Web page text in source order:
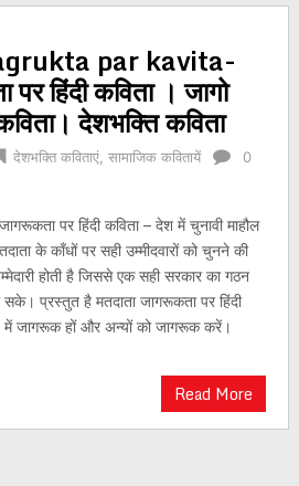
par kavita-
हिंदी कविता । जागो
देशभक्ति कविता
देशभक्ति कविताएं, सामाजिक कवितायें
0
पर हिंदी कविता – देश में चुनावी माहौल
के काँधों पर सही उम्मीदवारों को चुनने की
होती है जिससे एक सही सरकार का गठन
सके। प्रस्तुत है मतदाता जागरूकता पर हिंदी
में जागरूक हों और अन्यों को जागरूक करें।
Read More